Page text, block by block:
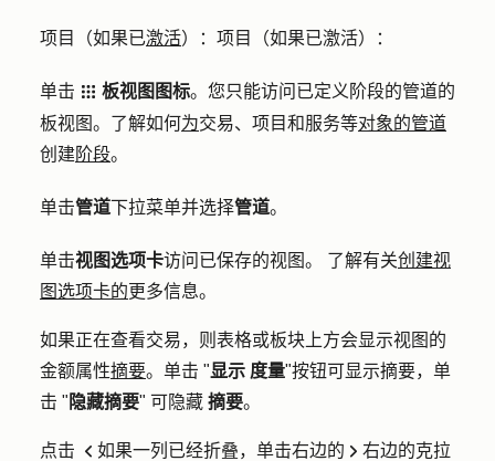
项目 （如果已激活）：项目（如果已激活）：
单击 gridIcon 板视图图标。 您只能访问已定义阶段的管道的
板视图。了解如何为交易、项目和服务等对象的管道
创建阶段。
单击管道下拉菜单并选择管道。
单击视图选项卡访问已保存的视图。 了解有关创建视
图选项卡的更多信息。
如果正在查看交易，则表格或板块上方会显示视图的
金额属性摘要。单击 "显示 度量"按钮可显示摘要，单
击 " 隐藏摘要" 可隐藏 摘要。
点击 left 如果一列已经折叠，单击右边的 right 右边的克拉